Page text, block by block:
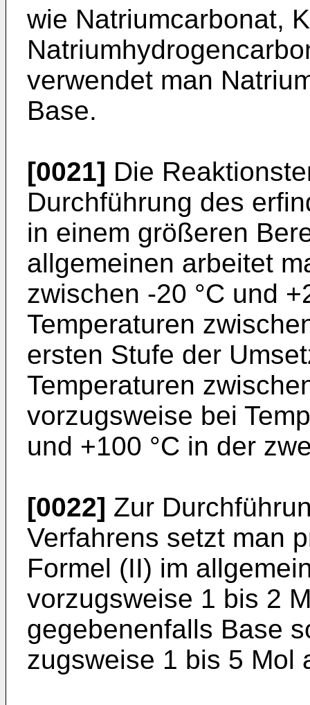
wie Natriumcarbonat,
verwendet man
Base.
[0021] Die
Durchführung des
in einem größeren
allgemeinen arbeitet
zwischen -20 °C und
Temperaturen
er­sten Stufe der
Temperaturen
vorzugsweise bei
und +100 °C in der
[0022] Zur
Verfahrens setzt man
Formel (II) im
vorzugsweise 1 bis 2
gegebenenfalls Base
zugsweise 1 bis 5 Mol